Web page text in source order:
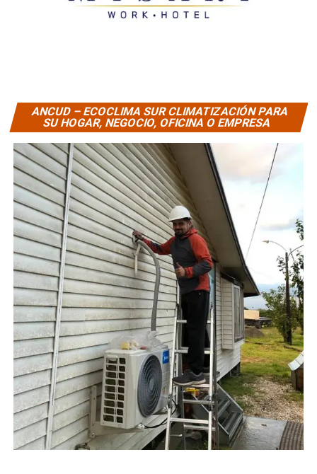
ANCUD – ECOCLIMA SUR CLIMATIZACIÓN PARA
SU HOGAR, NEGOCIO, OFICINA O EMPRESA